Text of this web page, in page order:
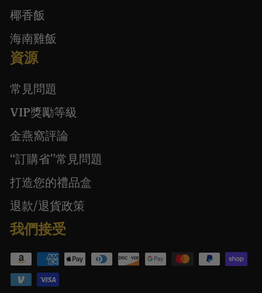
椰香飯
海南雞飯
資源
常見問題
VIP獎勵等級
金燕窩評論
“訂購省”常見問題
打造您的禮品盒
退款/退貨政策
我們接受